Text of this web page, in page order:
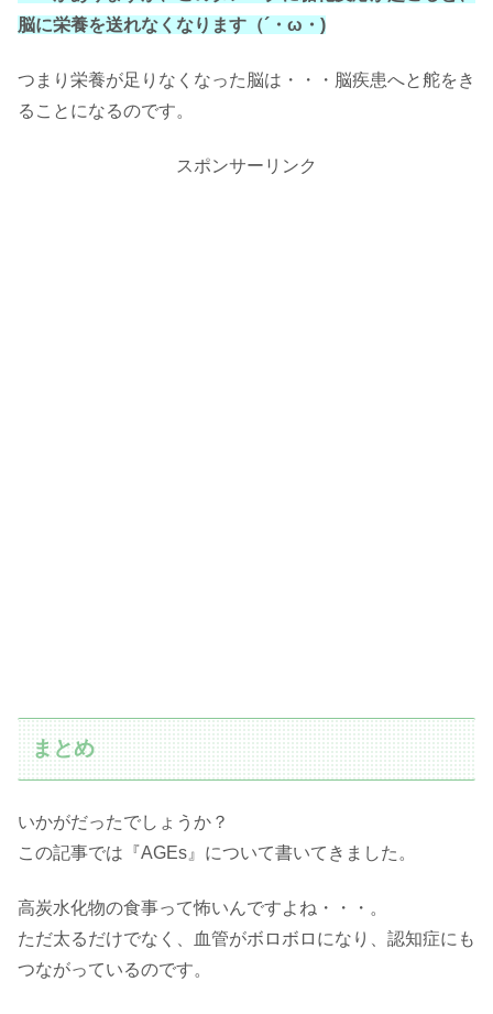
脳に栄養を送れなくなります（´・ω・)
つまり栄養が足りなくなった脳は・・・脳疾患へと舵をき
ることになるのです。
スポンサーリンク
まとめ
いかがだったでしょうか？
この記事では『AGEs』について書いてきました。
高炭水化物の食事って怖いんですよね・・・。
ただ太るだけでなく、血管がボロボロになり、認知症にも
つながっているのです。